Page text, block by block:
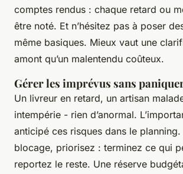
comptes rendus : chaque retard ou
être noté. Et n’hésitez pas à poser
même basiques. Mieux vaut une
amont qu’un malentendu coûteux.
Gérer les imprévus sans
Un livreur en retard, un artisan
intempérie - rien d’anormal.
anticipé ces risques dans le
blocage, priorisez : terminez ce qui
reportez le reste. Une réserve